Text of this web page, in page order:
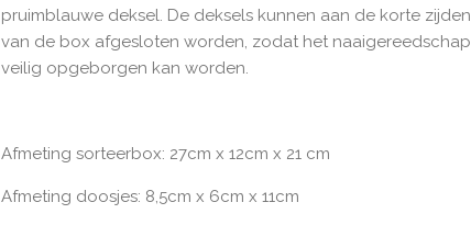
pruimblauwe deksel. De deksels kunnen aan de korte zijden
van de box afgesloten worden, zodat het naaigereedschap
veilig opgeborgen kan worden.
Afmeting sorteerbox: 27cm x 12cm x 21 cm
Afmeting doosjes: 8,5cm x 6cm x 11cm